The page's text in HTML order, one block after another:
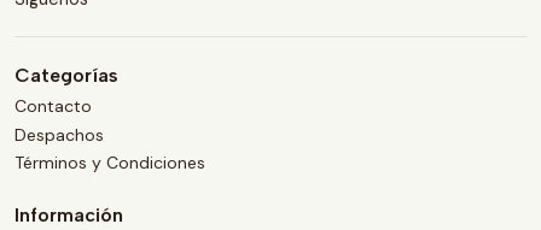
Categorías
Contacto
Despachos
Términos y Condiciones
Información